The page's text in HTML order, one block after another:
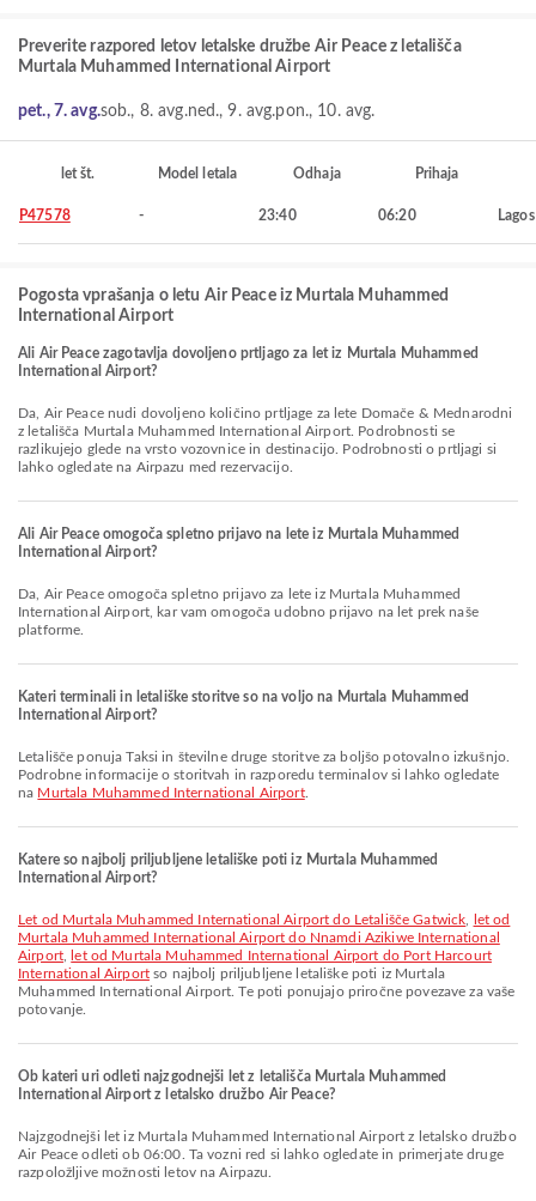
Preverite razpored letov letalske družbe Air Peace z letališča
Murtala Muhammed International Airport
pet., 7. avg.sob., 8. avg.ned., 9. avg.pon., 10. avg.
let št. Model letala Odhaja Prihaja
P47578 - 23:40 06:20 Lagos
Pogosta vprašanja o letu Air Peace iz Murtala Muhammed
International Airport
Ali Air Peace zagotavlja dovoljeno prtljago za let iz Murtala Muhammed
International Airport?
Da, Air Peace nudi dovoljeno količino prtljage za lete Domače & Mednarodni
z letališča Murtala Muhammed International Airport. Podrobnosti se
razlikujejo glede na vrsto vozovnice in destinacijo. Podrobnosti o prtljagi si
lahko ogledate na Airpazu med rezervacijo.
Ali Air Peace omogoča spletno prijavo na lete iz Murtala Muhammed
International Airport?
Da, Air Peace omogoča spletno prijavo za lete iz Murtala Muhammed
International Airport, kar vam omogoča udobno prijavo na let prek naše
platforme.
Kateri terminali in letališke storitve so na voljo na Murtala Muhammed
International Airport?
Letališče ponuja Taksi in številne druge storitve za boljšo potovalno izkušnjo.
Podrobne informacije o storitvah in razporedu terminalov si lahko ogledate
na Murtala Muhammed International Airport.
Katere so najbolj priljubljene letališke poti iz Murtala Muhammed
International Airport?
let od Murtala Muhammed International Airport do Letališče Gatwick
let od
Murtala Muhammed International Airport do Nnamdi Azikiwe International
Airport,
let od Murtala Muhammed International Airport do Port Harcourt
International Airportso najbolj priljubljene letališke poti iz Murtala
Muhammed International Airport. Te poti ponujajo priročne povezave za vaše
potovanje.
Ob kateri uri odleti najzgodnejši let z letališča Murtala Muhammed
International Airport z letalsko družbo Air Peace?
Najzgodnejši let iz Murtala Muhammed International Airport z letalsko družbo
Air Peace odleti ob 06:00. Ta vozni red si lahko ogledate in primerjate druge
razpoložljive možnosti letov na Airpazu.